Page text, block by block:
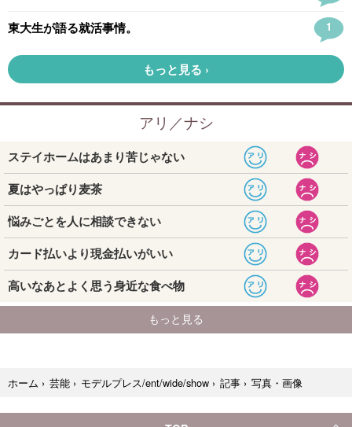
ホーム › 芸能 › モデルプレス/ent/wide/show › 記事 › 写真・画像